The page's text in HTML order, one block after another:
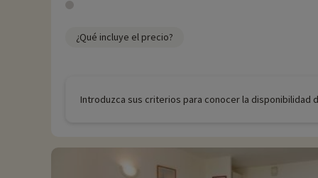
¿Qué incluye el precio?
Introduzca sus criterios para conocer la disponibilidad